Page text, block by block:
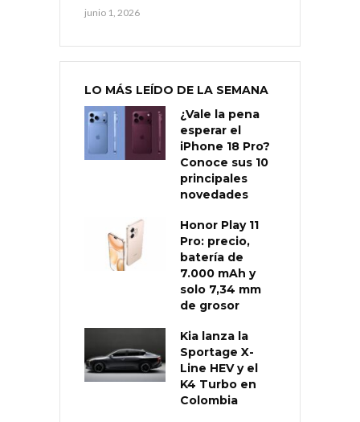
junio 1, 2026
LO MÁS LEÍDO DE LA SEMANA
¿Vale la pena
esperar el
iPhone 18 Pro?
Conoce sus 10
principales
novedades
Honor Play 11
Pro: precio,
batería de
7.000 mAh y
solo 7,34 mm
de grosor
Kia lanza la
Sportage X-
Line HEV y el
K4 Turbo en
Colombia